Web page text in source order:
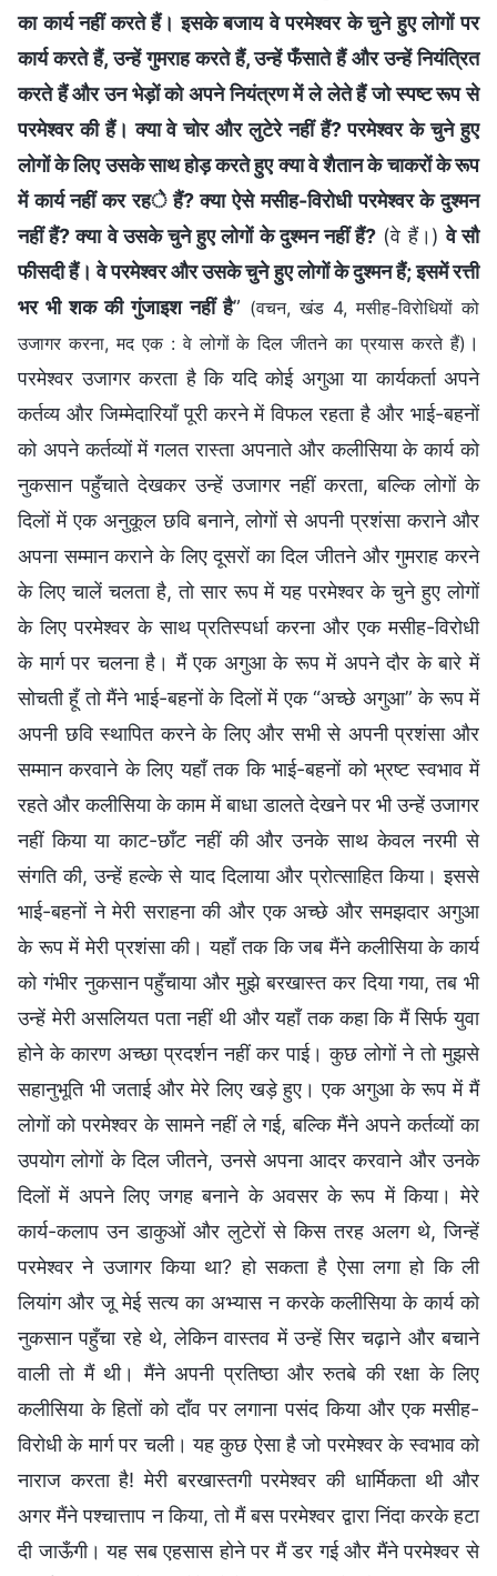
का कार्य नहीं करते हैं। इसके बजाय वे परमेश्वर के चुने हुए लोगों पर
कार्य करते हैं, उन्हें गुमराह करते हैं, उन्हें फँसाते हैं और उन्हें नियंत्रित
करते हैं और उन भेड़ों को अपने नियंत्रण में ले लेते हैं जो स्पष्ट रूप से
परमेश्वर की हैं। क्या वे चोर और लुटेरे नहीं हैं? परमेश्वर के चुने हुए
लोगों के लिए उसके साथ होड़ करते हुए क्या वे शैतान के चाकरों के रूप
में कार्य नहीं कर रहे हैं? क्या ऐसे मसीह-विरोधी परमेश्वर के दुश्मन
नहीं हैं? क्या वे उसके चुने हुए लोगों के दुश्मन नहीं हैं? (वे हैं।)वे सौ
फीसदी हैं। वे परमेश्वर और उसके चुने हुए लोगों के दुश्मन हैं; इसमें रत्ती
भर भी शक की गुंजाइश नहीं है” (वचन, खंड 4, मसीह-विरोधियों को
उजागर करना, मद एक : वे लोगों के दिल जीतने का प्रयास करते हैं) ।
परमेश्वर उजागर करता है कि यदि कोई अगुआ या कार्यकर्ता अपने
कर्तव्य और जिम्मेदारियाँ पूरी करने में विफल रहता है और भाई-बहनों
को अपने कर्तव्यों में गलत रास्ता अपनाते और कलीसिया के कार्य को
नुकसान पहुँचाते देखकर उन्हें उजागर नहीं करता, बल्कि लोगों के
दिलों में एक अनुकूल छवि बनाने, लोगों से अपनी प्रशंसा कराने और
अपना सम्मान कराने के लिए दूसरों का दिल जीतने और गुमराह करने
के लिए चालें चलता है, तो सार रूप में यह परमेश्वर के चुने हुए लोगों
के लिए परमेश्वर के साथ प्रतिस्पर्धा करना और एक मसीह-विरोधी
के मार्ग पर चलना है। मैं एक अगुआ के रूप में अपने दौर के बारे में
सोचती हूँ तो मैंने भाई-बहनों के दिलों में एक “अच्छे अगुआ” के रूप में
अपनी छवि स्थापित करने के लिए और सभी से अपनी प्रशंसा और
सम्मान करवाने के लिए यहाँ तक कि भाई-बहनों को भ्रष्ट स्वभाव में
रहते और कलीसिया के काम में बाधा डालते देखने पर भी उन्हें उजागर
नहीं किया या काट-छाँट नहीं की और उनके साथ केवल नरमी से
संगति की, उन्हें हल्के से याद दिलाया और प्रोत्साहित किया। इससे
भाई-बहनों ने मेरी सराहना की और एक अच्छे और समझदार अगुआ
के रूप में मेरी प्रशंसा की। यहाँ तक कि जब मैंने कलीसिया के कार्य
को गंभीर नुकसान पहुँचाया और मुझे बरखास्त कर दिया गया, तब भी
उन्हें मेरी असलियत पता नहीं थी और यहाँ तक कहा कि मैं सिर्फ युवा
होने के कारण अच्छा प्रदर्शन नहीं कर पाई। कुछ लोगों ने तो मुझसे
सहानुभूति भी जताई और मेरे लिए खड़े हुए। एक अगुआ के रूप में मैं
लोगों को परमेश्वर के सामने नहीं ले गई, बल्कि मैंने अपने कर्तव्यों का
उपयोग लोगों के दिल जीतने, उनसे अपना आदर करवाने और उनके
दिलों में अपने लिए जगह बनाने के अवसर के रूप में किया। मेरे
कार्य-कलाप उन डाकुओं और लुटेरों से किस तरह अलग थे, जिन्हें
परमेश्वर ने उजागर किया था? हो सकता है ऐसा लगा हो कि ली
लियांग और जू मेई सत्य का अभ्यास न करके कलीसिया के कार्य को
नुकसान पहुँचा रहे थे, लेकिन वास्तव में उन्हें सिर चढ़ाने और बचाने
वाली तो मैं थी। मैंने अपनी प्रतिष्ठा और रुतबे की रक्षा के लिए
कलीसिया के हितों को दाँव पर लगाना पसंद किया और एक मसीह-
विरोधी के मार्ग पर चली। यह कुछ ऐसा है जो परमेश्वर के स्वभाव को
नाराज करता है! मेरी बरखास्तगी परमेश्वर की धार्मिकता थी और
अगर मैंने पश्चात्ताप न किया, तो मैं बस परमेश्वर द्वारा निंदा करके हटा
दी जाऊँगी। यह सब एहसास होने पर मैं डर गई और मैंने परमेश्वर से